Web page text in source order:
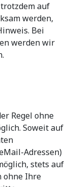
auf
werden,
Bei
werden wir
Regel ohne
Soweit auf
Adressen)
stets auf
ohne Ihre